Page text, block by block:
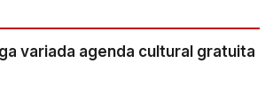
variada agenda cultural gratuita